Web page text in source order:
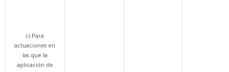
c) Para
actuaciones en
las que la
aplicación de